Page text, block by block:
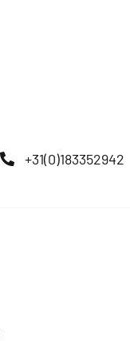
+31(0)183352942